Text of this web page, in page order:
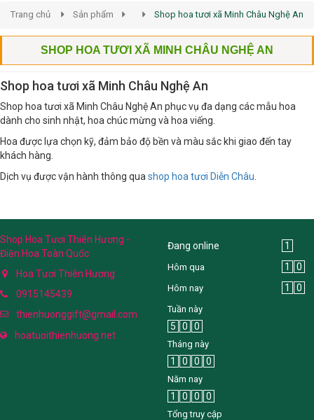
Trang chủ Sản phẩm Shop hoa tươi xã Minh Châu Nghệ An
SHOP HOA TƯƠI XÃ MINH CHÂU NGHỆ AN
Shop hoa tươi xã Minh Châu Nghệ An
Shop hoa tươi xã Minh Châu Nghệ An phục vụ đa dạng các mẫu hoa
dành cho sinh nhật, hoa chúc mừng và hoa viếng.
Hoa được lựa chọn kỹ, đảm bảo độ bền và màu sắc khi giao đến tay
khách hàng.
Dịch vụ được vận hành thông qua shop hoa tươi Diễn Châu
Shop Hoa Tươi Thiên Hương -
Điện Hoa Toàn Quốc
Hoa Tươi Thiên Hương
0915145439
thienhuonggift@gmail.com
hoatuoithienhuong.net
Đang online 1
Hôm qua 1 0
Hôm nay 1 0
Tuần này
5 0 0
Tháng này
1 0 0 0
Năm nay
1 0 0 0
Tổng truy cập